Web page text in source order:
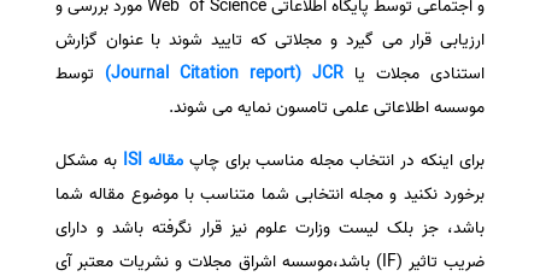
و اجتماعی توسط پایگاه اطلاعاتی Web of Science مورد بررسی و
ارزیابی قرار می گیرد و مجلاتی که تایید شوند با عنوان گزارش
استنادی مجلات یا Journal Citation report) JCR)
توسط
موسسه اطلاعاتی علمی تامسون نمایه می شوند.
برای اینکه در انتخاب مجله مناسب برای چاپمقاله ISI
به مشکل
برخورد نکنید و مجله انتخابی شما متناسب با موضوع مقاله شما
باشد، جز بلک لیست وزارت علوم نیز قرار نگرفته باشد و دارای
ضریب تاثیر (IF) باشد،موسسه اشراق مجلات و نشریات معتبر آی